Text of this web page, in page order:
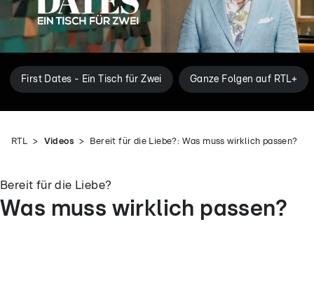
First Dates - Ein Tisch für Zwei Ganze Folgen auf RTL+
RTL Videos Bereit für die Liebe?: Was muss wirklich passen?
Bereit für die Liebe?
Was muss wirklich passen?